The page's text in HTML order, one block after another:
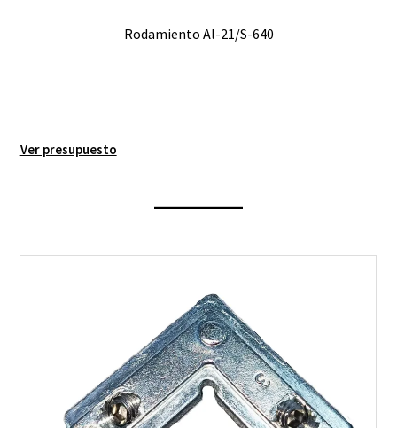
Rodamiento Al-21/S-640
Ver presupuesto